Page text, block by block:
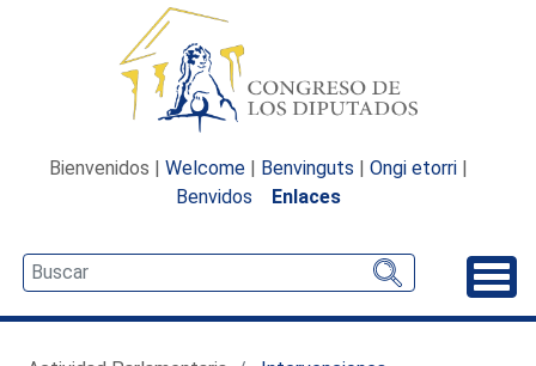
Bienvenidos | Welcome | Benvinguts | Ongi etorri |
Benvidos
Enlaces